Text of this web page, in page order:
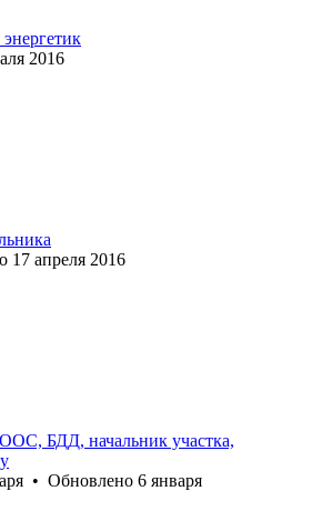
2016
17 апреля 2016
БДД, начальник участка,
• Обновлено 6 января